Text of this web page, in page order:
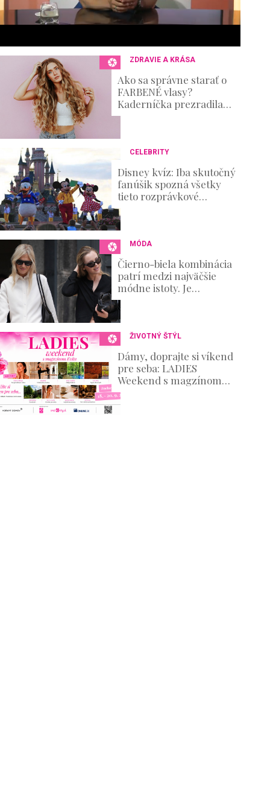
ZDRAVIE A KRÁSA
Ako sa správne starať o
FARBENÉ vlasy?
Kaderníčka prezradila
postup, ktorý zvládnete aj
CELEBRITY
Disney kvíz: Iba skutočný
fanúšik spozná všetky
tieto rozprávkové
postavičky!
MÓDA
Čierno-biela kombinácia
patrí medzi najväčšie
módne istoty. Je
elegantná, nadčasová a
zároveň ponúka
nekonečné možnosti
ŽIVOTNÝ ŠTÝL
Dámy, doprajte si víkend
pre seba: LADIES
Weekend s magzínom
Evita prinesie oddych aj
množstvo inšpirácie